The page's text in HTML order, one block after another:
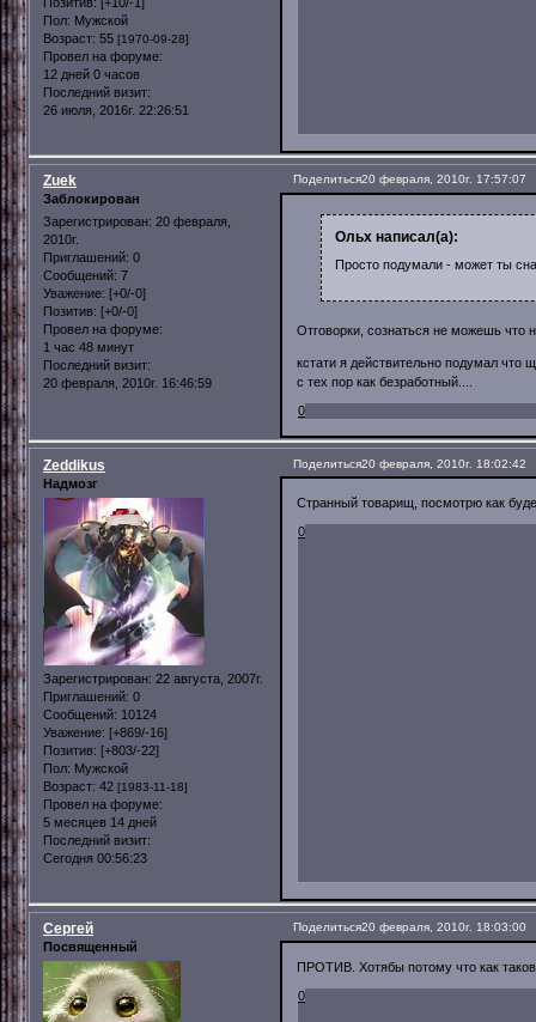
Пол: Мужской
Возраст: 55 [1970-09-28]
Провел на форуме:
12 дней 0 часов
Последний визит:
26 июля, 2016г. 22:26:51
Поделиться20 февраля, 2010г. 17:57:07
Zuek
Заблокирован
Зарегистрирован: 20 февраля,
2010г.
Приглашений: 0
Сообщений: 7
Уважение: [+0/-0]
Позитив: [+0/-0]
Провел на форуме:
1 час 48 минут
Последний визит:
20 февраля, 2010г. 16:46:59
Ольх написал(а):
Просто подумали - может ты
Отговорки, сознаться не можешь что
кстати я действительно подумал что
с тех пор как безработный....
0
Поделиться20 февраля, 2010г. 18:02:42
Zeddikus
Надмозг
Зарегистрирован: 22 августа, 2007г.
Приглашений: 0
Сообщений: 10124
Уважение: [+869/-16]
Позитив: [+803/-22]
Пол: Мужской
Возраст: 42 [1983-11-18]
Провел на форуме:
5 месяцев 14 дней
Последний визит:
Сегодня 00:56:23
Странный товарищ, посмотрю как
0
Поделиться20 февраля, 2010г. 18:03:00
Сергей
Посвященный
ПРОТИВ. Хотябы потому что как
0